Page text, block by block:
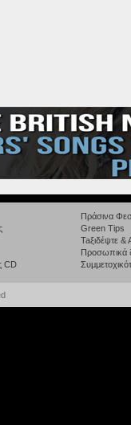
CD
Πράσινα
Green Tips
Taξιδέψτε
Προσωπικά